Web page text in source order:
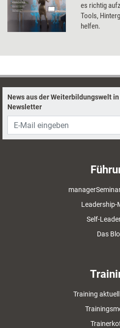
es richtig
Tools,
helfen.
News aus der Weiterbildungswelt
Newsletter
Leadership-
Self-
Das
Training